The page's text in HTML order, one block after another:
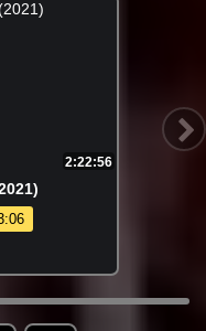
2:22:56